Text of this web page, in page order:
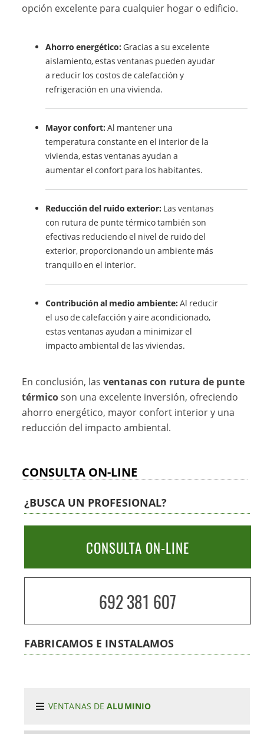
opción excelente para cualquier hogar o edificio.
Ahorro energético: Gracias a su excelente
aislamiento, estas ventanas pueden ayudar
a reducir los costos de calefacción y
refrigeración en una vivienda.
Mayor confort: Al mantener una
temperatura constante en el interior de la
vivienda, estas ventanas ayudan a
aumentar el confort para los habitantes.
Reducción del ruido exterior: Las ventanas
con rutura de punte térmico también son
efectivas reduciendo el nivel de ruido del
exterior, proporcionando un ambiente más
tranquilo en el interior.
Contribución al medio ambiente: Al reducir
el uso de calefacción y aire acondicionado,
estas ventanas ayudan a minimizar el
impacto ambiental de las viviendas.
En conclusión, lasventanas con rutura de punte
térmicoson una excelente inversión, ofreciendo
ahorro energético, mayor confort interior y una
reducción del impacto ambiental.
CONSULTA ON-LINE
¿BUSCA UN PROFESIONAL?
CONSULTA ON-LINE
692 381 607
FABRICAMOS E INSTALAMOS
VENTANAS DEALUMINIO